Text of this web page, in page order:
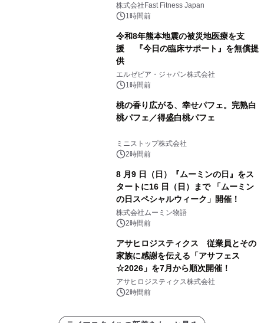
株式会社Fast Fitness Japan
1時間前
令和8年熊本地震の被災地医療を支
援 『今日の臨床サポート』を無償提
供
エルゼビア・ジャパン株式会社
1時間前
桃の香り広がる、幸せパフェ。完熟白
桃パフェ／得盛白桃パフェ
ミニストップ株式会社
2時間前
8 月9 日（日）『ムーミンの日』をス
タートに16 日（日）まで 「ムーミン
の日スペシャルウィーク」開催！
株式会社ムーミン物語
2時間前
アサヒロジスティクス 従業員とその
家族に感謝を伝える「アサフェス
☆2026」を7月から順次開催！
アサヒロジスティクス株式会社
2時間前